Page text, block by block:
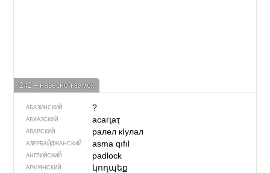
242 – навесной замок
АБАЗИНСКИЙ ?
АБХАЗСКИЙ асаԥаҭ
АВАРСКИЙ ралел кIулал
АЗЕРБАЙДЖАН­СКИЙ asma qıfıl
АНГЛИЙСКИЙ padlock
АРМЯНСКИЙ կողպեք